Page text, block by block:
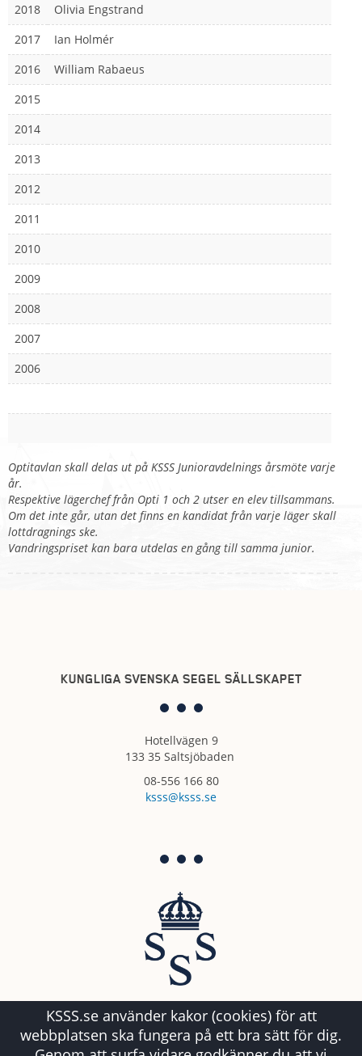
2018
Olivia Engstrand
2017
Ian Holmér
2016
William Rabaeus
2015
2014
2013
2012
2011
2010
2009
2008
2007
2006
Optitavlan skall delas ut på KSSS Junioravdelnings årsmöte varje
år.
Respektive lägerchef från Opti 1 och 2 utser en elev tillsammans.
Om det inte går, utan det finns en kandidat från varje läger skall
lottdragnings ske.
Vandringspriset kan bara utdelas en gång till samma junior.
KSSS.se använder kakor (cookies) för att
webbplatsen ska fungera på ett bra sätt för dig.
KUNGLIGA SVENSKA SEGEL SÄLLSKAPET
Hotellvägen 9
133 35 Saltsjöbaden
08-556 166 80
ksss@ksss.se